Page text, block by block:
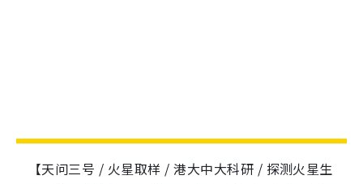
【天问三号 / 火星取样 / 港大中大科研 / 探测火星生